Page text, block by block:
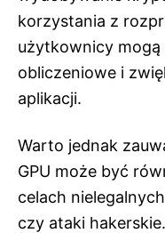
korzystania z
użytkownicy
obliczeniowe i
aplikacji.
Warto jednak
GPU może być
celach
czy ataki